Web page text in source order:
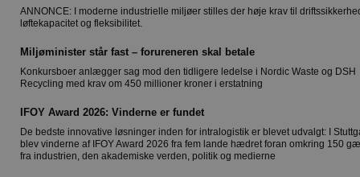
ANNONCE: I moderne industrielle miljøer stilles der høje krav til
løftekapacitet og fleksibilitet.
Miljøminister står fast – forureneren skal betale
Konkursboer anlægger sag mod den tidligere ledelse i Nordic Waste og DSH
Recycling med krav om 450 millioner kroner i erstatning
IFOY Award 2026: Vinderne er fundet
De bedste innovative løsninger inden for intralogistik er blevet udvalgt: I
blev vinderne af IFOY Award 2026 fra fem lande hædret foran omkring 150
fra industrien, den akademiske verden, politik og medierne